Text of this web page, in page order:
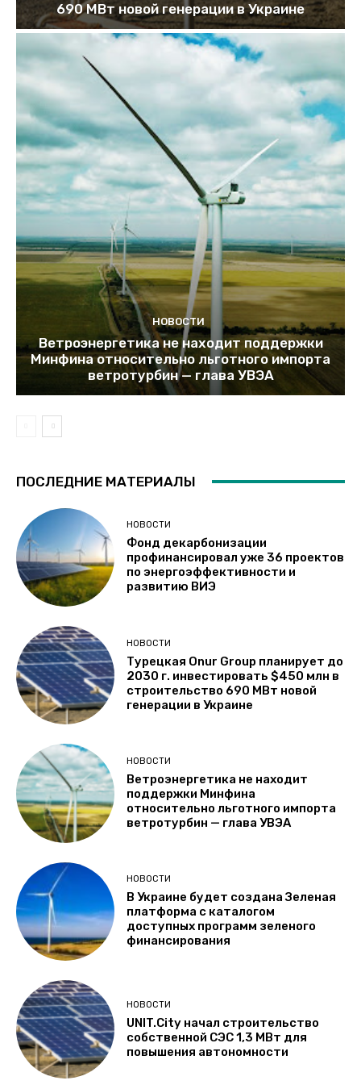
690 МВт новой генерации в Украине
НОВОСТИ
Ветроэнергетика не находит поддержки
Минфина относительно льготного импорта
ветротурбин — глава УВЭА
ПОСЛЕДНИЕ МАТЕРИАЛЫ
НОВОСТИ
Фонд декарбонизации
профинансировал уже 36 проектов
по энергоэффективности и
развитию ВИЭ
НОВОСТИ
Турецкая Onur Group планирует до
2030 г. инвестировать $450 млн в
строительство 690 МВт новой
генерации в Украине
НОВОСТИ
Ветроэнергетика не находит
поддержки Минфина
относительно льготного импорта
ветротурбин — глава УВЭА
НОВОСТИ
В Украине будет создана Зеленая
платформа с каталогом
доступных программ зеленого
финансирования
НОВОСТИ
UNIT.City начал строительство
собственной СЭС 1,3 МВт для
повышения автономности